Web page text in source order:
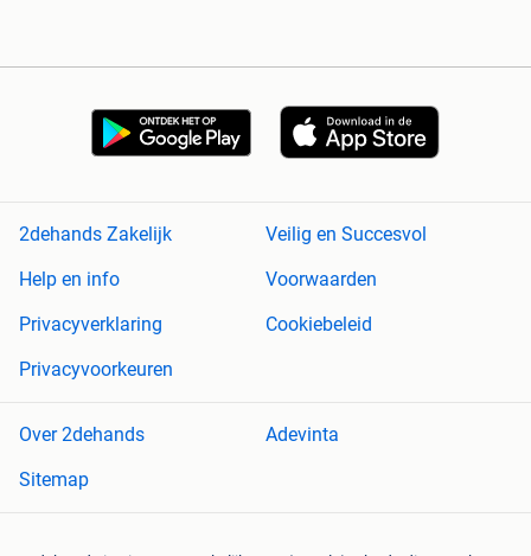
2dehands Zakelijk
Veilig en Succesvol
Help en info
Voorwaarden
Privacyverklaring
Cookiebeleid
Privacyvoorkeuren
Over 2dehands
Adevinta
Sitemap